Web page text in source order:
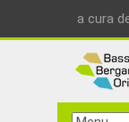
a cura